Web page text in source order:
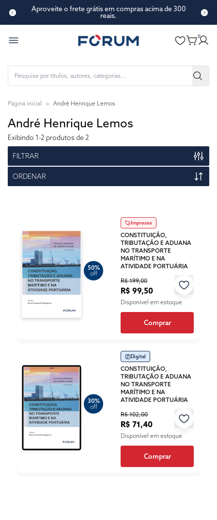
Aproveite o frete grátis em compras acima de 300
reais.
0
Página inicial > André Henrique Lemos
André Henrique Lemos
Exibindo 1-2 produtos de 2
FILTRAR
ORDENAR
50%
off
Impresso
CONSTITUIÇÃO,
TRIBUTAÇÃO E ADUANA
NO TRANSPORTE
MARÍTIMO E NA
ATIVIDADE PORTUÁRIA
R$ 199,00
R$ 99,50
Disponível em estoque
Comprar
30%
off
Digital
CONSTITUIÇÃO,
TRIBUTAÇÃO E ADUANA
NO TRANSPORTE
MARÍTIMO E NA
ATIVIDADE PORTUÁRIA
R$ 102,00
R$ 71,40
Disponível em estoque
Comprar